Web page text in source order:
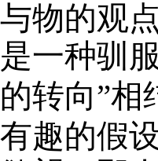
与物的观
是一种驯服
的转向”相
有趣的假